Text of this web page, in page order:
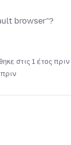
browser"?
στις 1 έτος πριν